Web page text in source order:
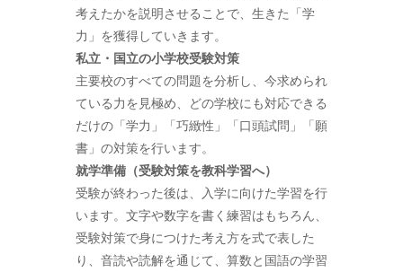
考えたかを説明させることで、生きた「学
力」を獲得していきます。
私立・国立の小学校受験対策
主要校のすべての問題を分析し、今求められ
ている力を見極め、どの学校にも対応できる
だけの「学力」「巧緻性」「口頭試問」「願
書」の対策を行います。
就学準備（受験対策を教科学習へ）
受験が終わった後は、入学に向けた学習を行
います。文字や数字を書く練習はもちろん、
受験対策で身につけた考え方を式で表した
り、音読や読解を通じて、算数と国語の学習